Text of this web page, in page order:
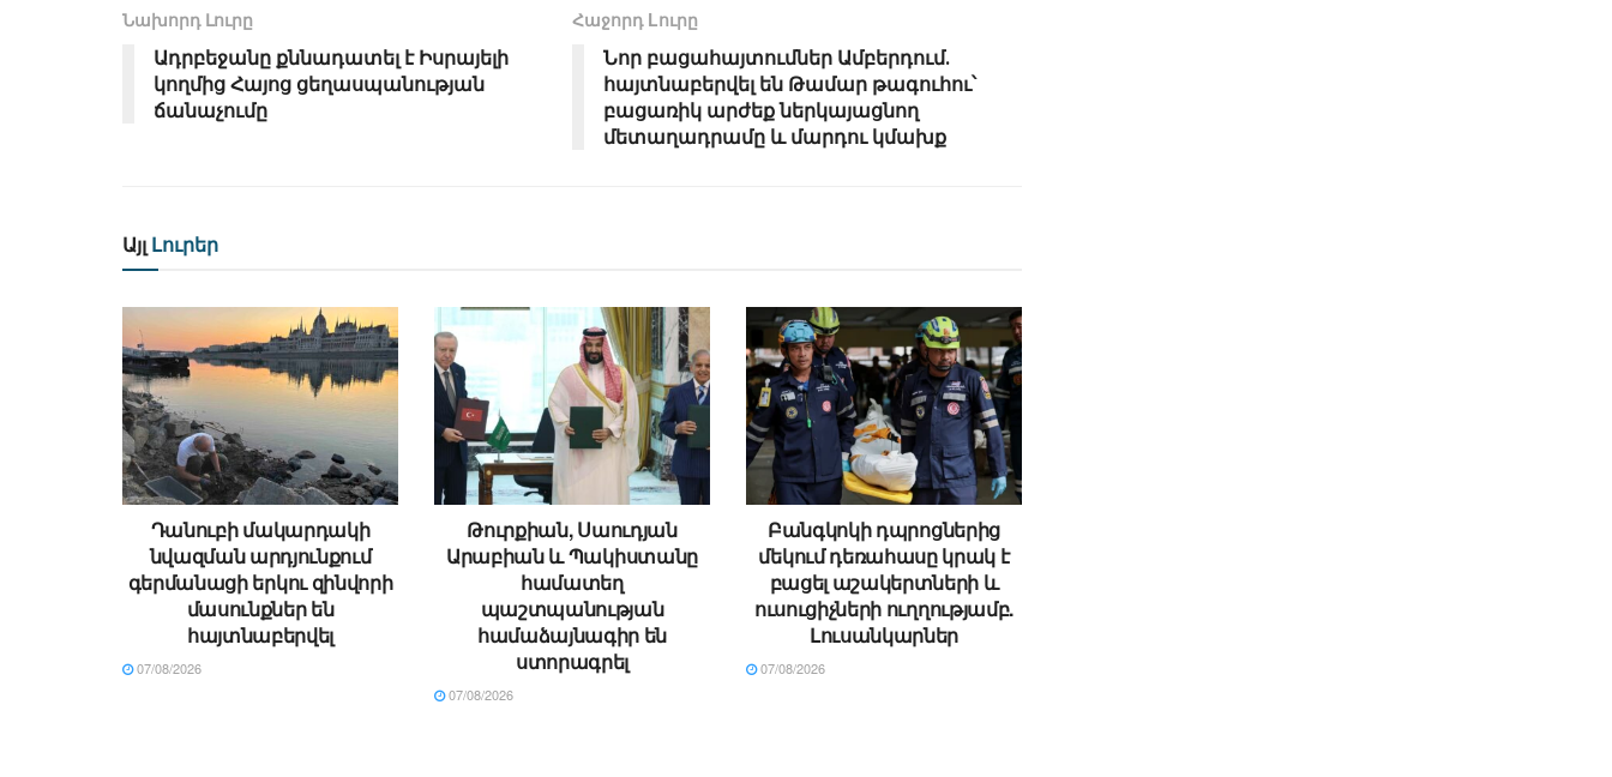
Նախորդ Լուրը
Ադրբեջանը քննադատել է Իսրայելի
կողմից Հայոց ցեղասպանության
ճանաչումը
Հաջորդ Lուրը
Նոր բացահայտումներ Ամբերդում․
հայտնաբերվել են Թամար թագուհու՝
բացառիկ արժեք ներկայացնող
մետաղադրամը և մարդու կմախք
Այլ Լուրեր
Դանուբի մակարդակի
նվազման արդյունքում
գերմանացի երկու զինվորի
մասունքներ են
հայտնաբերվել
07/08/2026
Թուրքիան, Սաուդյան
Արաբիան և Պակիստանը
համատեղ
պաշտպանության
համաձայնագիր են
ստորագրել
07/08/2026
Բանգկոկի դպրոցներից
մեկում դեռահասը կրակ է
բացել աշակերտների և
ուսուցիչների ուղղությամբ.
Լուսանկարներ
07/08/2026